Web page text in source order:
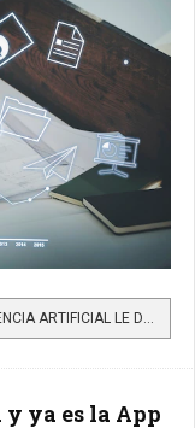
LEER MÁS…EL NUEVO SALTO QUE LA INTELIGENCIA ARTIFICIAL LE DARÁ AL MARKETING LOS PRÓXIMOS AÑOS
ya es la App